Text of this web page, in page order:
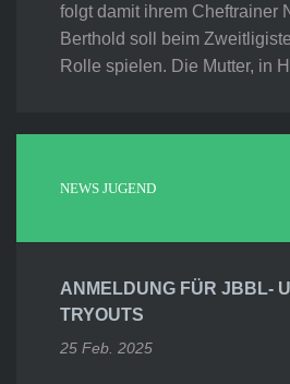
folgt damit ihrem Cheftrainer
Berthold soll beim
Rolle spielen. Die Mutter, in
NEWS JUGEND
ANMELDUNG FÜR JBBL-
TRYOUTS
25 Feb. 2025